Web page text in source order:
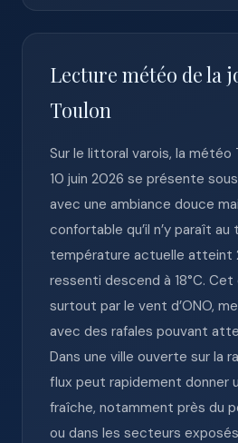
Lecture météo de la
Toulon
Sur le littoral varois, la météo
10 juin 2026 se présente
avec une ambiance douce
confortable qu’il n’y paraît
température actuelle atteint
ressenti descend à 18°C. Cet
surtout par le vent d’ONO,
avec des rafales pouvant
Dans une ville ouverte sur la
flux peut rapidement donner
fraîche, notamment près du
ou dans les secteurs